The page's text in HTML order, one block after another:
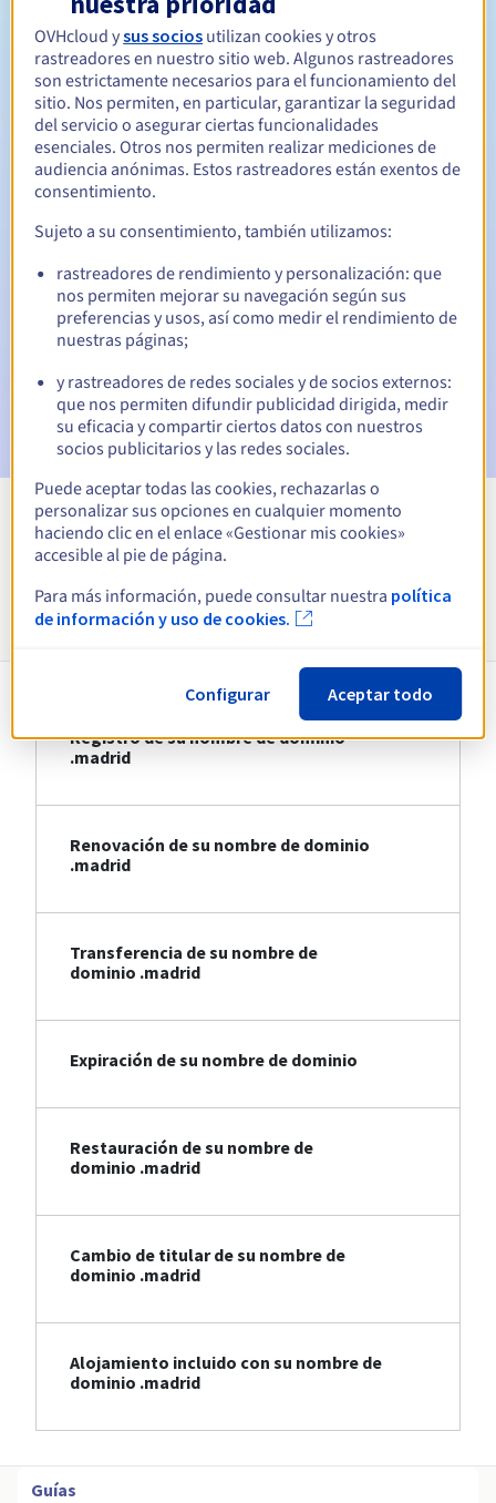
Período de renovación Entre 1 y 10 años
Período de redención
Notificaciones automáticas:
vencimiento
Email el día del vencimientopara notificar la suspensión
del nombre de dominio
Email tras el periodo de gracia de redenciónpara
notificar la eliminación del nombre de dominio
Ver todas las extensiones
Información sobre .madrid
Registro de su nombre de dominio
.madrid
Renovación de su nombre de dominio
.madrid
Transferencia de su nombre de
dominio .madrid
Expiración de su nombre de dominio
Restauración de su nombre de
dominio .madrid
Cambio de titular de su nombre de
dominio .madrid
Alojamiento incluido con su nombre de
dominio .madrid
Guías
OVHcloud ysus socios utilizan cookies y otros
rastreadores en nuestro sitio web. Algunos rastreadores
son estrictamente necesarios para el funcionamiento del
sitio. Nos permiten, en particular, garantizar la seguridad
del servicio o asegurar ciertas funcionalidades
esenciales. Otros nos permiten realizar mediciones de
audiencia anónimas. Estos rastreadores están exentos de
consentimiento.
Sujeto a su consentimiento, también utilizamos:
rastreadores de rendimiento y personalización: que
nos permiten mejorar su navegación según sus
preferencias y usos, así como medir el rendimiento de
nuestras páginas;
y rastreadores de redes sociales y de socios externos:
que nos permiten difundir publicidad dirigida, medir
su eficacia y compartir ciertos datos con nuestros
socios publicitarios y las redes sociales.
Puede aceptar todas las cookies, rechazarlas o
personalizar sus opciones en cualquier momento
haciendo clic en el enlace «Gestionar mis cookies»
accesible al pie de página.
Para más información, puede consultar nuestra política
de información y uso de cookies.
Configurar Aceptar todo